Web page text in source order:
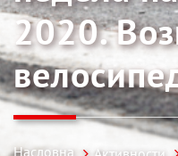
2020.
Насловна